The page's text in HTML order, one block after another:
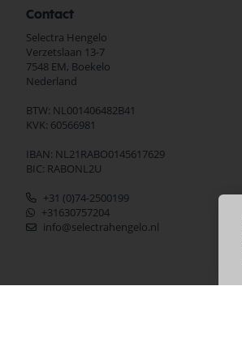
Contact
Selectra Hengelo
Verzetslaan 13-7
7548 EM, Boekelo
Nederland
BTW: NL001406482B41
KVK: 60566981
IBAN: NL21RABO0145617629
BIC: RABONL2U
+31 (0)74-2500199
+31630757204
info@selectrahengelo.nl